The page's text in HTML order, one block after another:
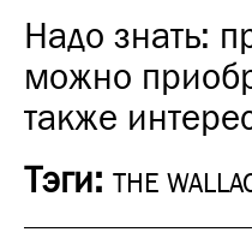
Надо знать:
можно
также
Тэги: THE